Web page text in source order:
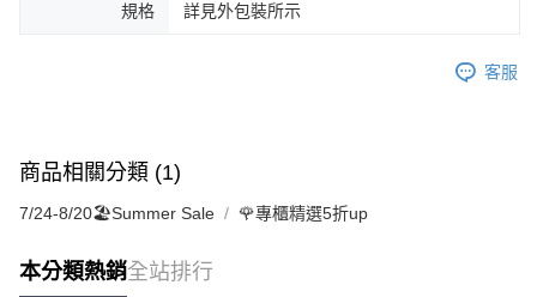
規格 詳見外包裝所示
客服
商品相關分類 (1)
7/24-8/20🏖️Summer Sale 🌹專櫃精選5折up
本分類熱銷全站排行